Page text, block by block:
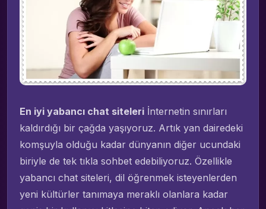
En iyi yabancı chat siteleri İnternetin sınırları
kaldırdığı bir çağda yaşıyoruz. Artık yan dairedeki
komşuyla olduğu kadar dünyanın diğer ucundaki
biriyle de tek tıkla sohbet edebiliyoruz. Özellikle
yabancı chat siteleri, dil öğrenmek isteyenlerden
yeni kültürler tanımaya meraklı olanlara kadar